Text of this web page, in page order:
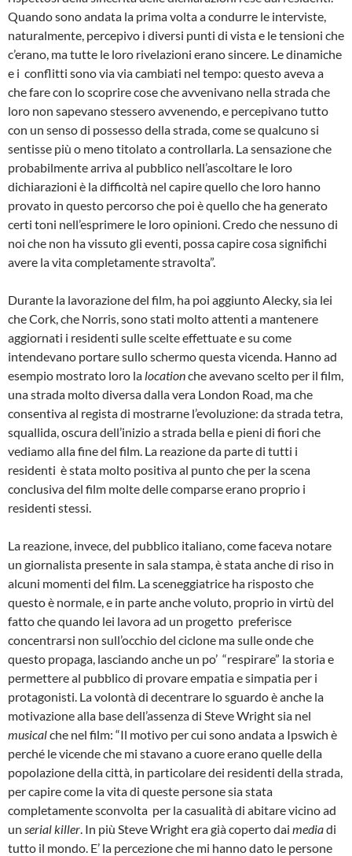
Quando sono andata la prima volta a condurre le interviste,
naturalmente, percepivo i diversi punti di vista e le tensioni che
c’erano, ma tutte le loro rivelazioni erano sincere. Le dinamiche
e i conflitti sono via via cambiati nel tempo: questo aveva a
che fare con lo scoprire cose che avvenivano nella strada che
loro non sapevano stessero avvenendo, e percepivano tutto
con un senso di possesso della strada, come se qualcuno si
sentisse più o meno titolato a controllarla. La sensazione che
probabilmente arriva al pubblico nell’ascoltare le loro
dichiarazioni è la difficoltà nel capire quello che loro hanno
provato in questo percorso che poi è quello che ha generato
certi toni nell’esprimere le loro opinioni. Credo che nessuno di
noi che non ha vissuto gli eventi, possa capire cosa significhi
avere la vita completamente stravolta”.
Durante la lavorazione del film, ha poi aggiunto Alecky, sia lei
che Cork, che Norris, sono stati molto attenti a mantenere
aggiornati i residenti sulle scelte effettuate e su come
intendevano portare sullo schermo questa vicenda. Hanno ad
esempio mostrato loro la locationche avevano scelto per il film,
una strada molto diversa dalla vera London Road, ma che
consentiva al regista di mostrarne l’evoluzione: da strada tetra,
squallida, oscura dell’inizio a strada bella e pieni di fiori che
vediamo alla fine del film. La reazione da parte di tutti i
residenti è stata molto positiva al punto che per la scena
conclusiva del film molte delle comparse erano proprio i
residenti stessi.
La reazione, invece, del pubblico italiano, come faceva notare
un giornalista presente in sala stampa, è stata anche di riso in
alcuni momenti del film. La sceneggiatrice ha risposto che
questo è normale, e in parte anche voluto, proprio in virtù del
fatto che quando lei lavora ad un progetto preferisce
concentrarsi non sull’occhio del ciclone ma sulle onde che
questo propaga, lasciando anche un po’ “respirare” la storia e
permettere al pubblico di provare empatia e simpatia per i
protagonisti. La volontà di decentrare lo sguardo è anche la
motivazione alla base dell’assenza di Steve Wright sia nel
musicalche nel film: “Il motivo per cui sono andata a Ipswich è
perché le vicende che mi stavano a cuore erano quelle della
popolazione della città, in particolare dei residenti della strada,
per capire come la vita di queste persone sia stata
completamente sconvolta per la casualità di abitare vicino ad
un serial killer. In più Steve Wright era già coperto dai mediadi
tutto il mondo. E’ la percezione che mi hanno dato le persone